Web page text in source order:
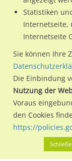
Nutze günstige
Str./HSTim
und Hansestadt.
Wir erheben für
aktuelle
kannst du dich
Standort, seine
eventuelle
Werbeinhalten
Alles klar? Dann
Statistiken
Internetseite,
Internetseite
Sie können Ihre
Die Einbindung
Nutzung der
Voraus
den Cookies
https://